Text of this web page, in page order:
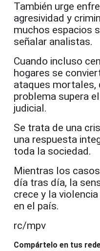
También urge
agresividad y
muchos espacios
señalar analistas.
Cuando incluso
hogares se
ataques mortales,
problema supera
judicial.
Se trata de una
una respuesta
toda la sociedad.
Mientras los
día tras día, la
crece y la
en el país.
rc/mpv
Compártelo en tus